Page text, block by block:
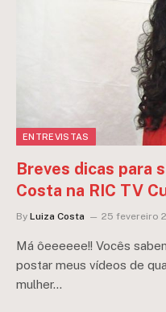
ENTREVISTAS
Breves dicas para
Costa na RIC TV
By Luiza Costa 25 fevereiro
Má ôeeeeee!! Vocês
postar meus vídeos de
mulher…